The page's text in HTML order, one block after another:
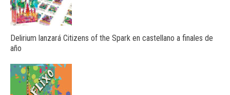
Delirium lanzará Citizens of the Spark en castellano a finales de
año